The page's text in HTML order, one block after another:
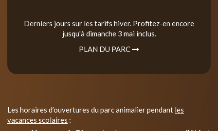
Derniers jours sur les tarifs hiver. Profitez-en encore
jusqu'à dimanche 3 mai inclus.
PLAN DU PARC
Les horaires d’ouvertures du parc animalier pendant les
vacances scolaires :